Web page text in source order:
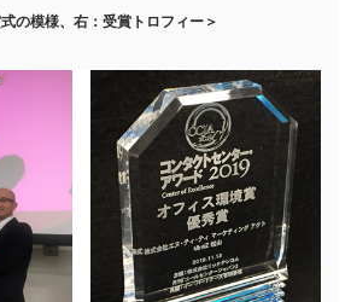
式の模様、右：受賞トロフィー＞